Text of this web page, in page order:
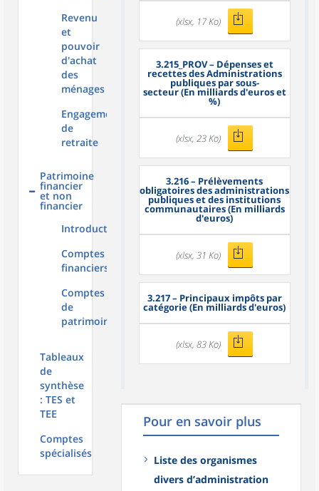
Revenu
et
pouvoir
d'achat
des
ménages
Engagements
de
retraite
Patrimoine
financier
et non
financier
Introduction
Comptes
financiers
Comptes
de
patrimoine
Tableaux
de
synthèse
: TES et
TEE
Comptes
spécialisés
(xlsx, 17 Ko)
3.215_PROV– Dépenses et
recettes des Administrations
publiques par sous-
secteur (En milliards d'euros et
%)
(xlsx, 23 Ko)
3.216– Prélèvements
obligatoires des administrations
publiques et des institutions
communautaires (En milliards
d'euros)
(xlsx, 31 Ko)
3.217– Principaux impôts par
catégorie (En milliards d'euros)
(xlsx, 83 Ko)
Pour en savoir plus
Liste des organismes
divers d’administration